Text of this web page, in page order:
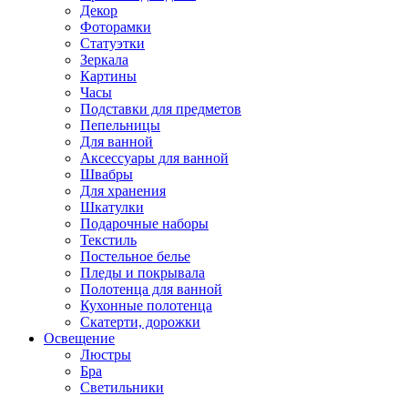
Декор
Фоторамки
Статуэтки
Зеркала
Картины
Часы
Подставки для предметов
Пепельницы
Для ванной
Аксессуары для ванной
Швабры
Для хранения
Шкатулки
Подарочные наборы
Текстиль
Постельное белье
Пледы и покрывала
Полотенца для ванной
Кухонные полотенца
Скатерти, дорожки
Освещение
Люстры
Бра
Светильники